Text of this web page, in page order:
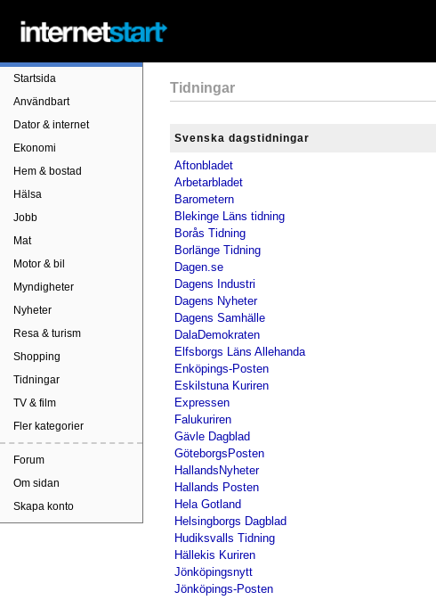
Startsida
Användbart
Dator & internet
Ekonomi
Hem & bostad
Hälsa
Jobb
Mat
Motor & bil
Myndigheter
Nyheter
Resa & turism
Shopping
Tidningar
TV & film
Fler kategorier
Forum
Om sidan
Skapa konto
Tidningar
Svenska dagstidningar
Aftonbladet
Arbetarbladet
Barometern
Blekinge Läns tidning
Borås Tidning
Borlänge Tidning
Dagen.se
Dagens Industri
Dagens Nyheter
Dagens Samhälle
DalaDemokraten
Elfsborgs Läns Allehanda
Enköpings-Posten
Eskilstuna Kuriren
Expressen
Falukuriren
Gävle Dagblad
GöteborgsPosten
HallandsNyheter
Hallands Posten
Hela Gotland
Helsingborgs Dagblad
Hudiksvalls Tidning
Hällekis Kuriren
Jönköpingsnytt
Jönköpings-Posten